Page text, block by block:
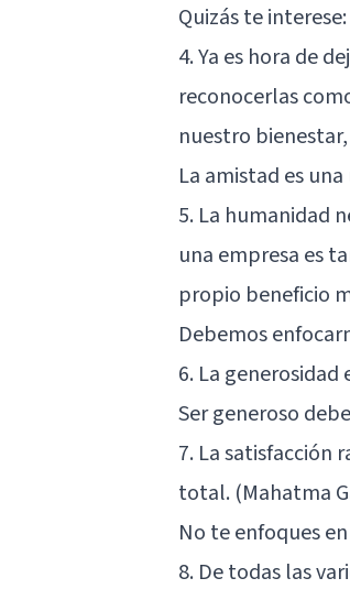
Quizás te interese:
4. Ya es hora de
reconocerlas
nuestro
La amistad es
5. La humanidad
una empresa es
propio beneficio
Debemos
6. La
Ser generoso
7. La satisfacción
total. (Mahatma
No te enfoques
8. De todas las